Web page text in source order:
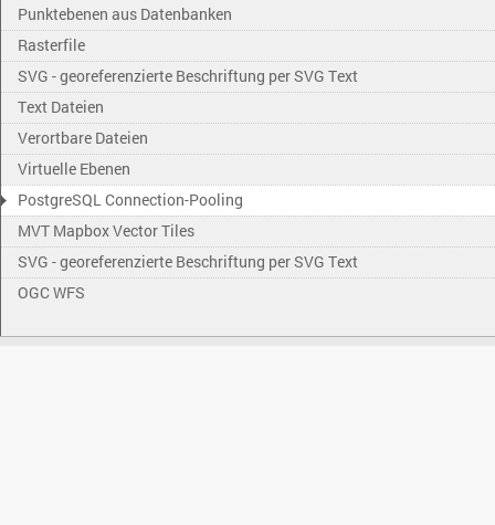
Punktebenen aus Datenbanken
Rasterfile
SVG - georeferenzierte Beschriftung per SVG Text
Text Dateien
Verortbare Dateien
Virtuelle Ebenen
PostgreSQL Connection-Pooling
MVT Mapbox Vector Tiles
SVG - georeferenzierte Beschriftung per SVG Text
OGC WFS